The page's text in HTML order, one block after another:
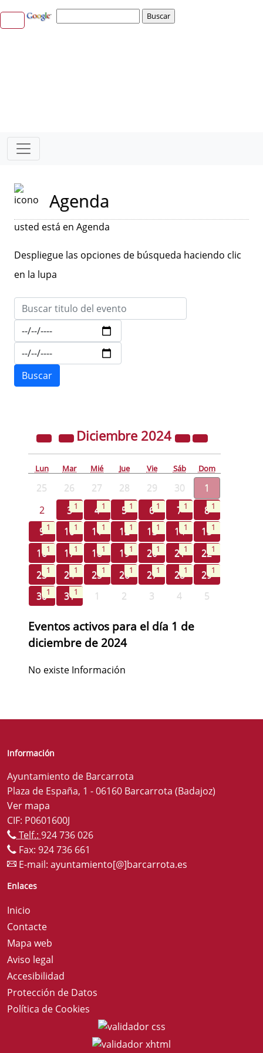
Agenda
usted está en Agenda
Despliegue las opciones de búsqueda haciendo clic
en la lupa
Diciembre 2024
Lun Mar Mié Jue Vie Sáb Dom
25 26 27 28 29 30
1
2
3 1 4 1 5 1 6 1 7 1 8 1
9 1 101 111 121 131 141 151
161 171 181 191 201 211 221
231 241 251 261 271 281 291
301 311 1 2 3 4 5
Eventos activos para el día 1 de
diciembre de 2024
No existe Información
Información
Ayuntamiento de Barcarrota
Plaza de España, 1 - 06160 Barcarrota (Badajoz)
Ver mapa
CIF: P0601600J
Telf.: 924 736 026
Fax: 924 736 661
E-mail: ayuntamiento[@]barcarrota.es
Enlaces
Inicio
Contacte
Mapa web
Aviso legal
Accesibilidad
Protección de Datos
Política de Cookies